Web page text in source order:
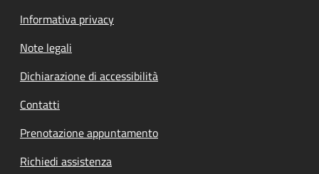
Informativa privacy
Note legali
Dichiarazione di accessibilità
Contatti
Prenotazione appuntamento
Richiedi assistenza